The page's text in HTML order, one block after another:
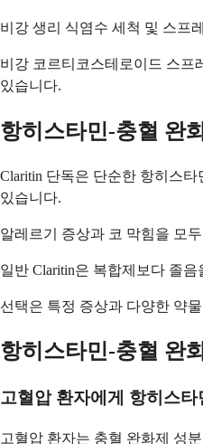
비강 생리 식염수 세척 및 스프
비강 코르티코스테로이드 스프
있습니다.
항히스타민-충혈 완
Claritin 단독은 단순한 항히스
있습니다.
알레르기 증상과 코 막힘을 모
일반 Claritin은 복합제보다 졸
선택은 특정 증상과 다양한 약
항히스타민-충혈 완
고혈압 환자에게 항히스
고혈압 환자는 충혈 완화제 성